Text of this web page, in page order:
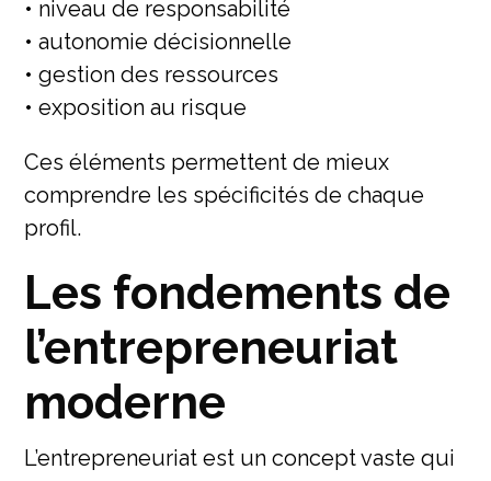
• niveau de responsabilité
• autonomie décisionnelle
• gestion des ressources
• exposition au risque
Ces éléments permettent de mieux
comprendre les spécificités de chaque
profil.
Les fondements de
l’entrepreneuriat
moderne
L’entrepreneuriat est un concept vaste qui